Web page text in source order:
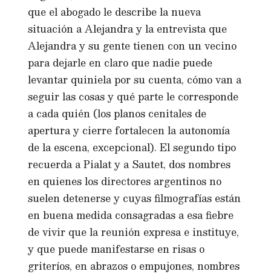
que el abogado le describe la nueva
situación a Alejandra y la entrevista que
Alejandra y su gente tienen con un vecino
para dejarle en claro que nadie puede
levantar quiniela por su cuenta, cómo van a
seguir las cosas y qué parte le corresponde
a cada quién (los planos cenitales de
apertura y cierre fortalecen la autonomía
de la escena, excepcional). El segundo tipo
recuerda a Pialat y a Sautet, dos nombres
en quienes los directores argentinos no
suelen detenerse y cuyas filmografías están
en buena medida consagradas a esa fiebre
de vivir que la reunión expresa e instituye,
y que puede manifestarse en risas o
griteríos, en abrazos o empujones, nombres